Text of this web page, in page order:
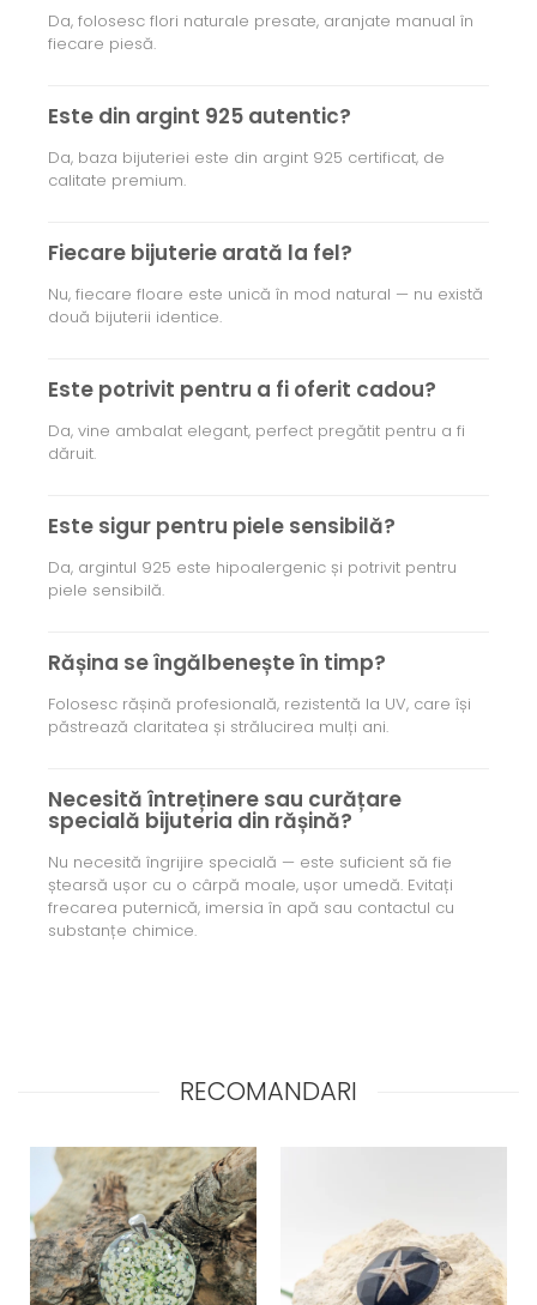
Da, folosesc flori naturale presate, aranjate manual în
fiecare piesă.
Este din argint 925 autentic?
Da, baza bijuteriei este din argint 925 certificat, de
calitate premium.
Fiecare bijuterie arată la fel?
Nu, fiecare floare este unică în mod natural — nu există
două bijuterii identice.
Este potrivit pentru a fi oferit cadou?
Da, vine ambalat elegant, perfect pregătit pentru a fi
dăruit.
Este sigur pentru piele sensibilă?
Da, argintul 925 este hipoalergenic și potrivit pentru
piele sensibilă.
Rășina se îngălbenește în timp?
Folosesc rășină profesională, rezistentă la UV, care își
păstrează claritatea și strălucirea mulți ani.
Necesită întreținere sau curățare
specială bijuteria din rășină?
Nu necesită îngrijire specială — este suficient să fie
ștearsă ușor cu o cârpă moale, ușor umedă. Evitați
frecarea puternică, imersia în apă sau contactul cu
substanțe chimice.
RECOMANDARI